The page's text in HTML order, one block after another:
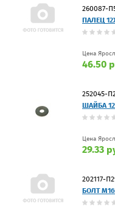
260087-
ПАЛЕЦ
Цена
46.50
252045-
ШАЙБА
Цена
29.33
202117-
БОЛТ